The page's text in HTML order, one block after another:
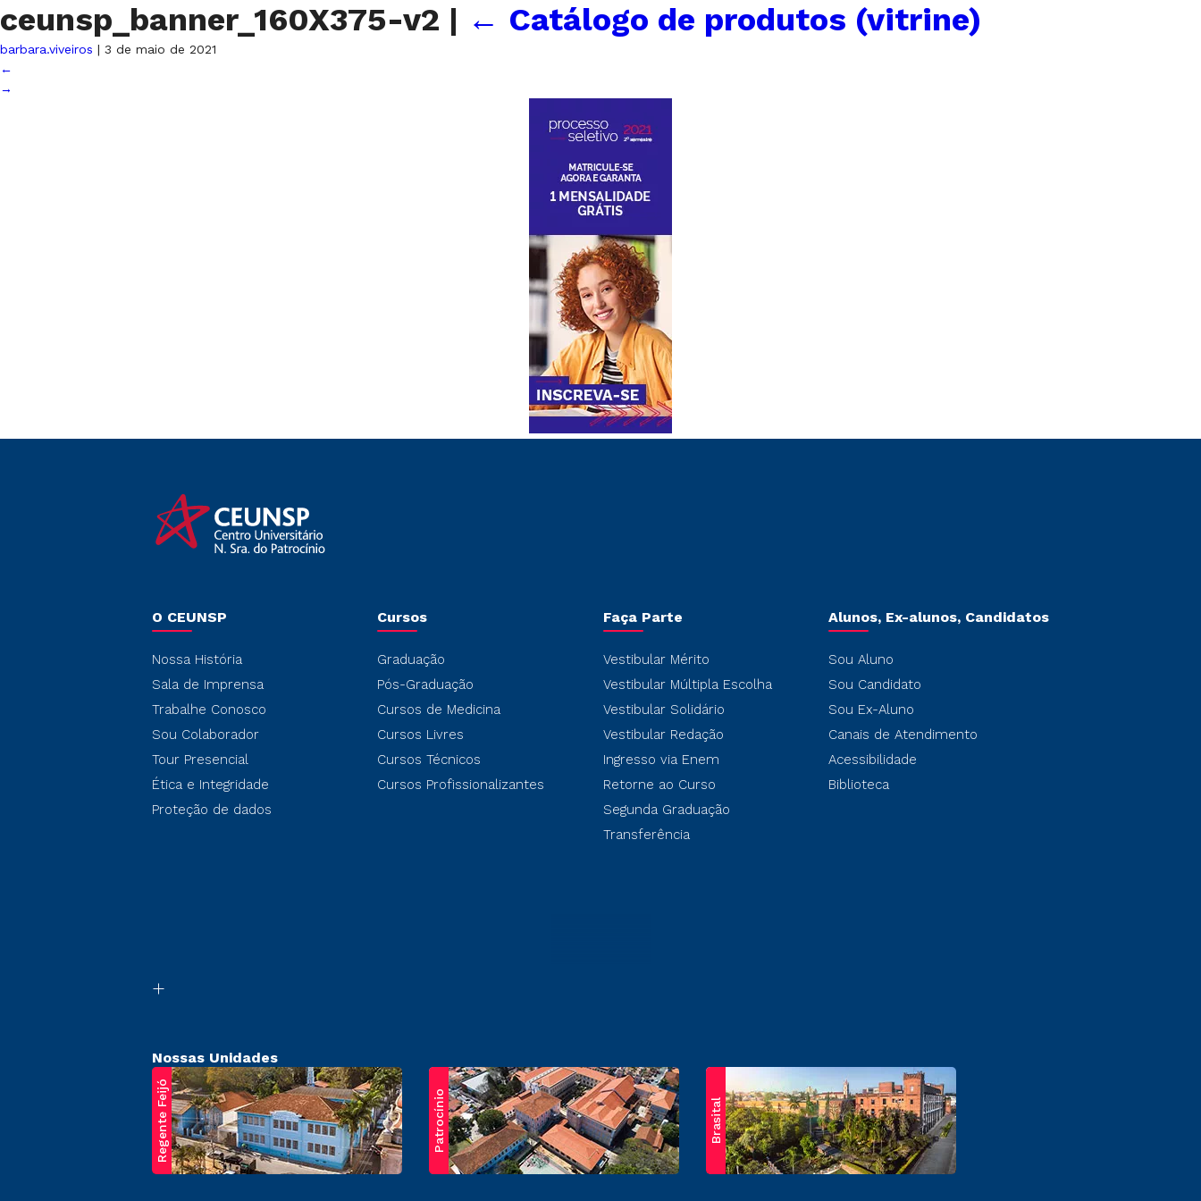
ceunsp_banner_160X375-v2 | ← Catálogo de produtos (vitrine)
barbara.viveiros | 3 de maio de 2021
←
→
O CEUNSP
Nossa História
Sala de Imprensa
Trabalhe Conosco
Sou Colaborador
Tour Presencial
Ética e Integridade
Proteção de dados
Cursos
Graduação
Pós-Graduação
Cursos de Medicina
Cursos Livres
Cursos Técnicos
Cursos Profissionalizantes
Faça Parte
Vestibular Mérito
Vestibular Múltipla Escolha
Vestibular Solidário
Vestibular Redação
Ingresso via Enem
Retorne ao Curso
Segunda Graduação
Transferência
Alunos, Ex-alunos, Candidatos
Sou Aluno
Sou Candidato
Sou Ex-Aluno
Canais de Atendimento
Acessibilidade
Biblioteca
Nossas Unidades
Regente Feijó Patrocínio Brasital